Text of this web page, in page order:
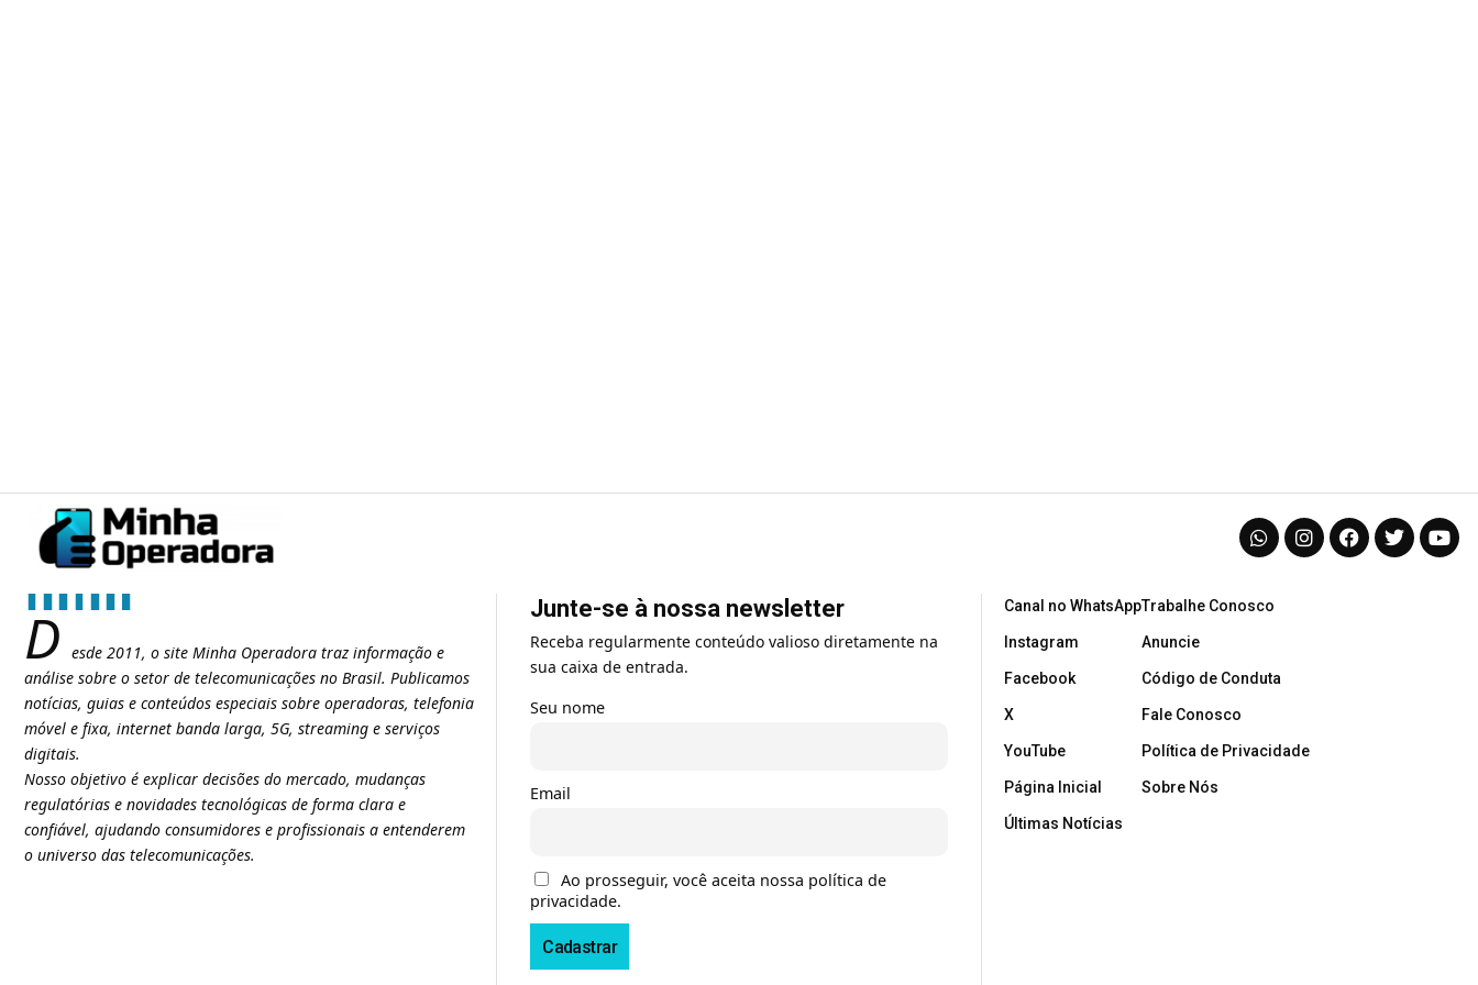
D esde 2011, o site Minha Operadora traz informação e
análise sobre o setor de telecomunicações no Brasil. Publicamos
notícias, guias e conteúdos especiais sobre operadoras, telefonia
móvel e fixa, internet banda larga, 5G, streaming e serviços
digitais.
Nosso objetivo é explicar decisões do mercado, mudanças
regulatórias e novidades tecnológicas de forma clara e
confiável, ajudando consumidores e profissionais a entenderem
o universo das telecomunicações.
Junte-se à nossa newsletter
Receba regularmente conteúdo valioso diretamente na
sua caixa de entrada.
Seu nome
Email
Ao prosseguir, você aceita nossa política de
privacidade.
Canal no WhatsApp
Instagram
Facebook
X
YouTube
Página Inicial
Últimas Notícias
Trabalhe Conosco
Anuncie
Código de Conduta
Fale Conosco
Política de Privacidade
Sobre Nós